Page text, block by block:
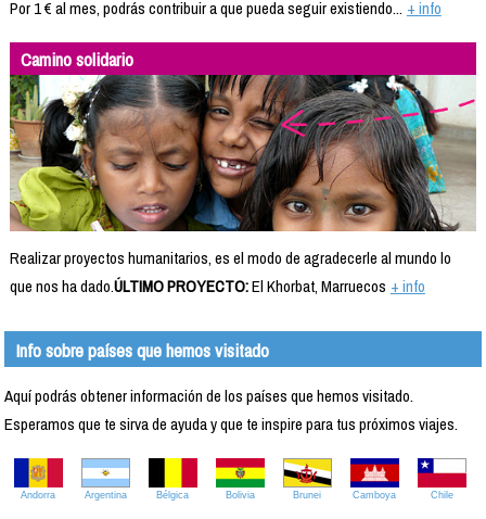
Por 1 € al mes, podrás contribuir a que pueda seguir existiendo... + info
Camino solidario
Realizar proyectos humanitarios, es el modo de agradecerle al mundo lo
que nos ha dado.ÚLTIMO PROYECTO:El Khorbat, Marruecos + info
Info sobre países que hemos visitado
Aquí podrás obtener información de los países que hemos visitado.
Esperamos que te sirva de ayuda y que te inspire para tus próximos viajes.
Andorra Argentina Bélgica Bolivia Brunei Camboya Chile